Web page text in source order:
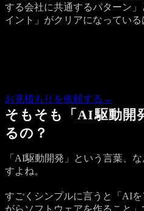
する会社に共通するパターン
イント」がクリアになっている
お見積もりを依頼する →
そもそも「AI駆動開
るの？
「AI駆動開発」という言葉、
すよね。
すごくシンプルに言うと「AI
がらソフトウェアを作ること」